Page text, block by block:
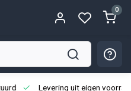
0
Levering uit eigen